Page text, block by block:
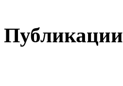
Публикации